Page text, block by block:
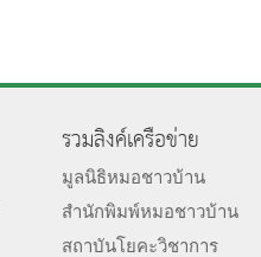
รวมลิงค์เครือข่าย
มูลนิธิหมอชาวบ้าน
สำนักพิมพ์หมอชาวบ้าน
สถาบันโยคะวิชาการ